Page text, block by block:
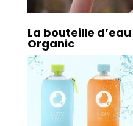
La bouteille
Organic